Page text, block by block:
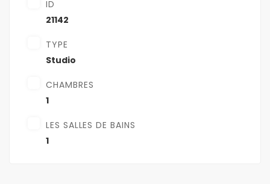
ID
21142
TYPE
Studio
CHAMBRES
1
LES SALLES DE BAINS
1